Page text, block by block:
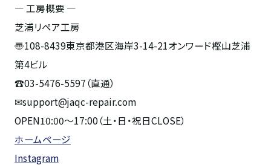
― 工房概要 ―
芝浦リペア工房
〠108-8439東京都港区海岸3-14-21オンワード樫山芝浦
第4ビル
☎03-5476-5597（直通）
✉support@jaqc-repair.com
OPEN10:00〜17:00（土・日・祝日CLOSE）
ホームページ
Instagram